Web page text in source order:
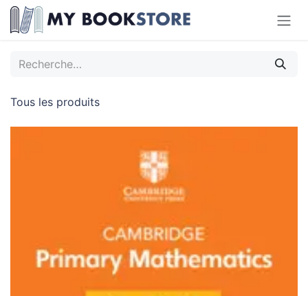
Se rendre au contenu
Tous les produits